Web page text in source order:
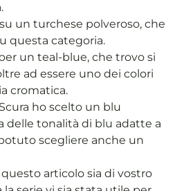
un turchese polveroso, che
questa categoria.
un teal-blue, che trovo si
ad essere uno dei colori
cromatica.
ho scelto un blu
delle tonalità di blu adatte a
scegliere anche un
articolo sia di vostro